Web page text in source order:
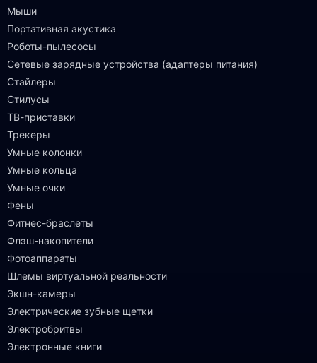
Мыши
Портативная акустика
Роботы-пылесосы
Сетевые зарядные устройства (адаптеры питания)
Стайлеры
Стилусы
ТВ-приставки
Трекеры
Умные колонки
Умные кольца
Умные очки
Фены
Фитнес-браслеты
Флэш-накопители
Фотоаппараты
Шлемы виртуальной реальности
Экшн-камеры
Электрические зубные щетки
Электробритвы
Электронные книги